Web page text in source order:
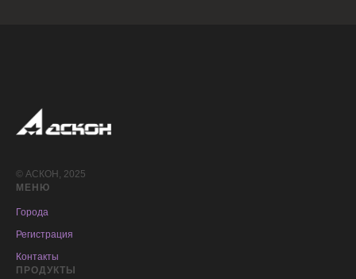
© АСКОН, 2025
МЕНЮ
Города
Регистрация
Контакты
ПРОДУКТЫ